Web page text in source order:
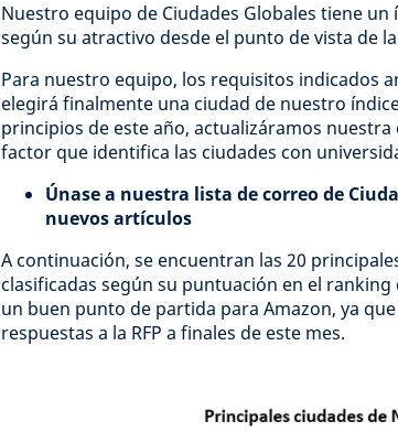
Nuestro equipo de Ciudades Globales tiene un
según su atractivo desde el punto de vista de
Para nuestro equipo, los requisitos indicados
elegirá finalmente una ciudad de nuestro
principios de este año, actualizáramos
factor que identifica las ciudades con
Únase a nuestra lista de correo de
nuevos artículos
A continuación, se encuentran las 20
clasificadas según su puntuación en el ranking
un buen punto de partida para Amazon, ya
respuestas a la RFP a finales de este mes.